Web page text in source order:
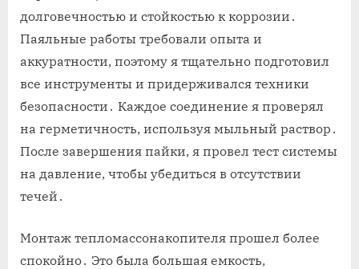
долговечностью и стойкостью к коррозии․
Паяльные работы требовали опыта и
аккуратности, поэтому я тщательно подготовил
все инструменты и придерживался техники
безопасности․ Каждое соединение я проверял
на герметичность, используя мыльный раствор․
После завершения пайки, я провел тест системы
на давление, чтобы убедиться в отсутствии
течей․
Монтаж тепломассонакопителя прошел более
спокойно․ Это была большая емкость,